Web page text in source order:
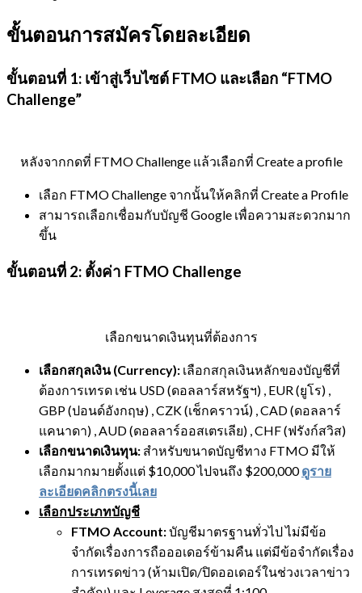
ขั้นตอนการสมัครโดยละเอียด
ขั้นตอนที่ 1: เข้าสู่เว็บไซต์ FTMO และเลือก “FTMO
Challenge”
หลังจากกดที่ FTMO Challenge แล้วเลือกที่ Create a profile
เลือก FTMO Challenge จากนั้นให้คลิกที่ Create a Profile
สามารถเลือกเชื่อมกับบัญชี Google เพื่อความสะดวกมาก
ขึ้น
ขั้นตอนที่ 2: ตั้งค่า FTMO Challenge
เลือกขนาดเงินทุนที่ต้องการ
เลือกสกุลเงิน (Currency): เลือกสกุลเงินหลักของบัญชีที่
ต้องการเทรด เช่น USD (ดอลลาร์สหรัฐฯ) , EUR (ยูโร) ,
GBP (ปอนด์อังกฤษ) , CZK (เช็กคราวน์) , CAD (ดอลลาร์
แคนาดา) , AUD (ดอลลาร์ออสเตรเลีย) , CHF (ฟรังก์สวิส)
เลือกขนาดเงินทุน: สำหรับขนาดบัญชีทาง FTMO มีให้
เลือกมากมายตั้งแต่ $10,000 ไปจนถึง $200,000ดูราย
ละเอียดคลิกตรงนี้เลย
เลือกประเภทบัญชี
FTMO Account:บัญชีมาตรฐานทั่วไป ไม่มีข้อ
จำกัดเรื่องการถือออเดอร์ข้ามคืน แต่มีข้อจำกัดเรื่อง
การเทรดข่าว (ห้ามเปิด/ปิดออเดอร์ในช่วงเวลาข่าว